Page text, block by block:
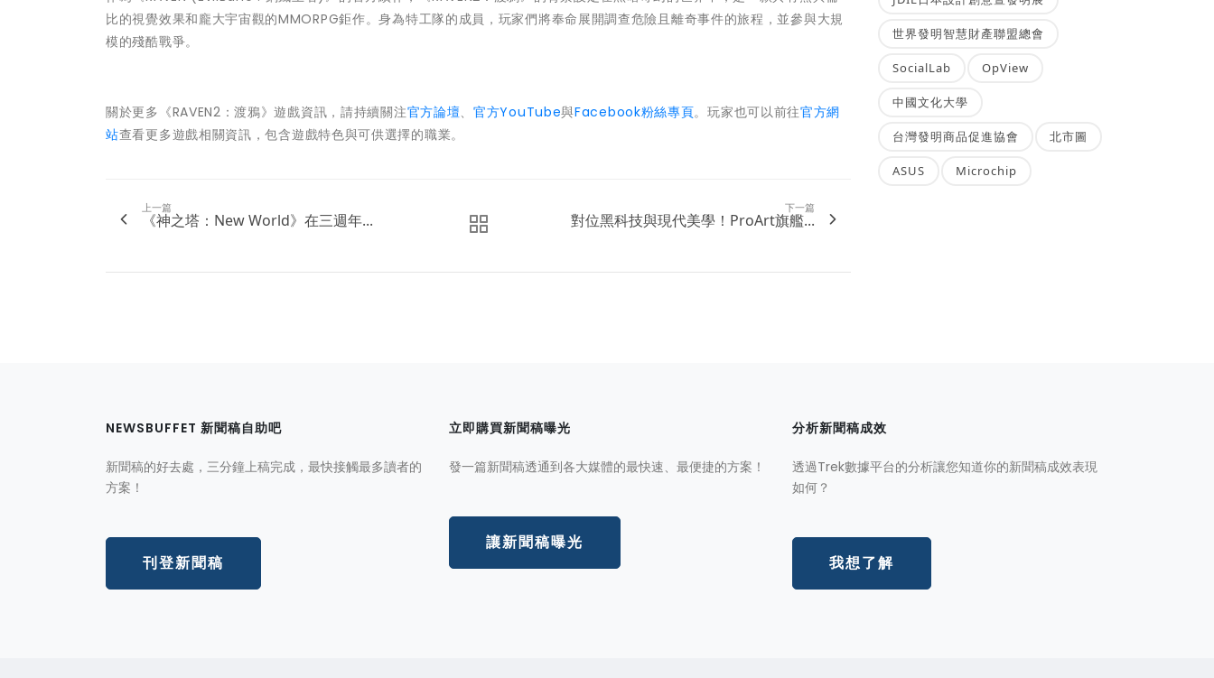
比的視覺效果和龐大宇宙觀的MMORPG鉅作。身為特工隊的成員，玩家們將奉命展開調查危險且離奇事件的旅程，並參與大規
模的殘酷戰爭。
關於更多《RAVEN2：渡鴉》遊戲資訊，請持續關注官方論壇、官方YouTube與Facebook粉絲專頁。玩家也可以前往官方網
站查看更多遊戲相關資訊，包含遊戲特色與可供選擇的職業。
上一篇
《神之塔：New World》在三週年...
下一篇
對位黑科技與現代美學！ProArt旗艦...
世界發明智慧財產聯盟總會
SocialLab OpView
中國文化大學
台灣發明商品促進協會 北市圖
ASUS Microchip
NEWSBUFFET 新聞稿自助吧
新聞稿的好去處，三分鐘上稿完成，最快接觸最多讀者的
方案！
刊登新聞稿
立即購買新聞稿曝光
發一篇新聞稿透通到各大媒體的最快速、最便捷的方案！
讓新聞稿曝光
分析新聞稿成效
透過Trek數據平台的分析讓您知道你的新聞稿成效表現
如何？
我想了解